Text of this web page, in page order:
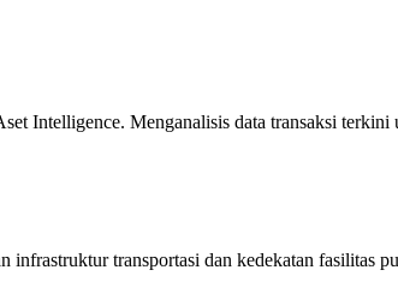
Intelligence. Menganalisis data transaksi
infrastruktur transportasi dan kedekatan fasilitas